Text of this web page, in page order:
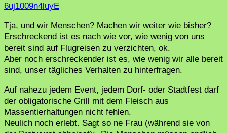
6uj1009n4luyE
Tja, und wir Menschen? Machen wir weiter wie bisher?
Erschreckend ist es nach wie vor, wie wenig von uns
bereit sind auf Flugreisen zu verzichten, ok.
Aber noch erschreckender ist es, wie wenig wir alle bereit
sind, unser tägliches Verhalten zu hinterfragen.
Auf nahezu jedem Event, jedem Dorf- oder Stadtfest darf
der obligatorische Grill mit dem Fleisch aus
Massentierhaltungen nicht fehlen.
Neulich noch erlebt. Sagt so ne Frau (während sie von